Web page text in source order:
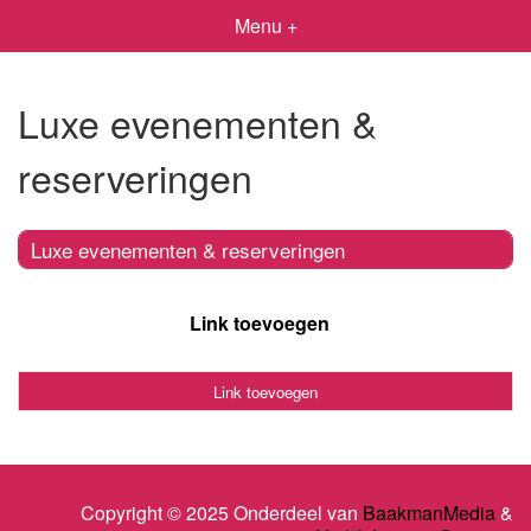
Menu +
Luxe evenementen &
reserveringen
Luxe evenementen & reserveringen
Link toevoegen
Link toevoegen
Copyright © 2025 Onderdeel van BaakmanMedia&